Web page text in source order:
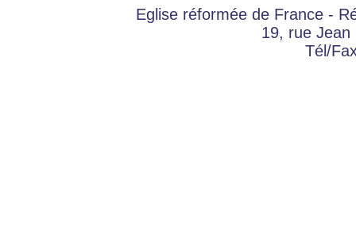
Eglise réformée de France -
19, rue Jean
Tél/